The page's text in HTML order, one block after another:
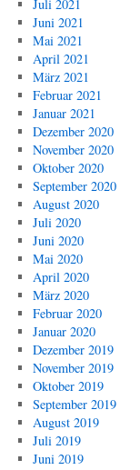
Juli 2021
Juni 2021
Mai 2021
April 2021
März 2021
Februar 2021
Januar 2021
Dezember 2020
November 2020
Oktober 2020
September 2020
August 2020
Juli 2020
Juni 2020
Mai 2020
April 2020
März 2020
Februar 2020
Januar 2020
Dezember 2019
November 2019
Oktober 2019
September 2019
August 2019
Juli 2019
Juni 2019